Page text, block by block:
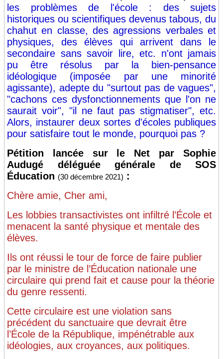
les problèmes de l'école : des sujets
historiques ou scientifiques devenus tabous, du
chahut en classe, des agressions verbales et
physiques, des élèves qui arrivent dans le
secondaire sans savoir lire, etc. n'ont jamais
pu être résolus par la bien-pensance
idéologique (imposée par une minorité
agissante), adepte du "surtout pas de vagues",
"cachons ces dysfonctionnements que l'on ne
saurait voir", "il ne faut pas stigmatiser", etc.
Alors, instaurer deux sortes d'écoles publiques
pour satisfaire tout le monde, pourquoi pas ?
Pétition lancée sur le Net par Sophie
Audugé déléguée générale de SOS
Éducation (30 décembre 2021) :
Chère amie, Cher ami,
Les lobbies transactivistes ont infiltré l’École et
menacent la santé physique et mentale des
élèves.
Ils ont réussi le tour de force de faire publier
par le ministre de l’Éducation nationale une
circulaire qui prend fait et cause pour la théorie
du genre ressenti.
Cette circulaire est une violation sans
précédent du sanctuaire que devrait être
l’École de la République, impénétrable aux
idéologies, aux croyances, aux politiques.